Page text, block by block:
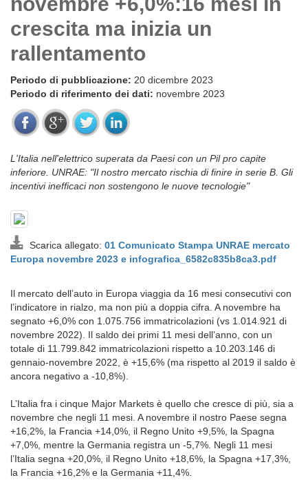
crescita ma inizia un
rallentamento
Periodo di pubblicazione: 20 dicembre 2023
Periodo di riferimento dei dati: novembre 2023
L'Italia nell'elettrico superata da Paesi con un Pil pro capite
inferiore. UNRAE: "Il nostro mercato rischia di finire in serie B. Gli
incentivi inefficaci non sostengono le nuove tecnologie"
Scarica allegato: 01 Comunicato Stampa UNRAE mercato
Europa novembre 2023 e infografica_6582c835b8ca3.pdf
Il mercato dell’auto in Europa viaggia da 16 mesi consecutivi con
l’indicatore in rialzo, ma non più a doppia cifra. A novembre ha
segnato +6,0% con 1.075.756 immatricolazioni (vs 1.014.921 di
novembre 2022). Il saldo dei primi 11 mesi dell’anno, con un
totale di 11.799.842 immatricolazioni rispetto a 10.203.146 di
gennaio-novembre 2022, è +15,6% (ma rispetto al 2019 il saldo è
ancora negativo a -10,8%).
L’Italia fra i cinque Major Markets è quello che cresce di più, sia a
novembre che negli 11 mesi. A novembre il nostro Paese segna
+16,2%, la Francia +14,0%, il Regno Unito +9,5%, la Spagna
+7,0%, mentre la Germania registra un -5,7%. Negli 11 mesi
l’Italia segna +20,0%, il Regno Unito +18,6%, la Spagna +17,3%,
la Francia +16,2% e la Germania +11,4%.